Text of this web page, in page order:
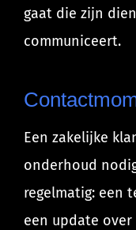
gaat die zijn
communiceert.
Een zakelijke
onderhoud
regelmatig: een
een update